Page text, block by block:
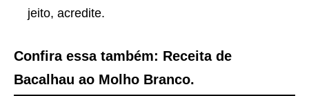
jeito, acredite.
Confira essa também: Receita de
Bacalhau ao Molho Branco.